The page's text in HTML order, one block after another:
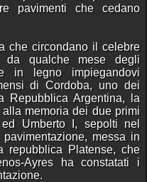
pavimenti che cedano
che circondano il celebre
da qualche mese degli
in legno impiegandovi
di Cordoba, uno dei
Repubblica Argentina, la
memoria dei due primi
Umberto I, sepolti nel
messa in
repubblica Platense, che
Ayres ha constatati i